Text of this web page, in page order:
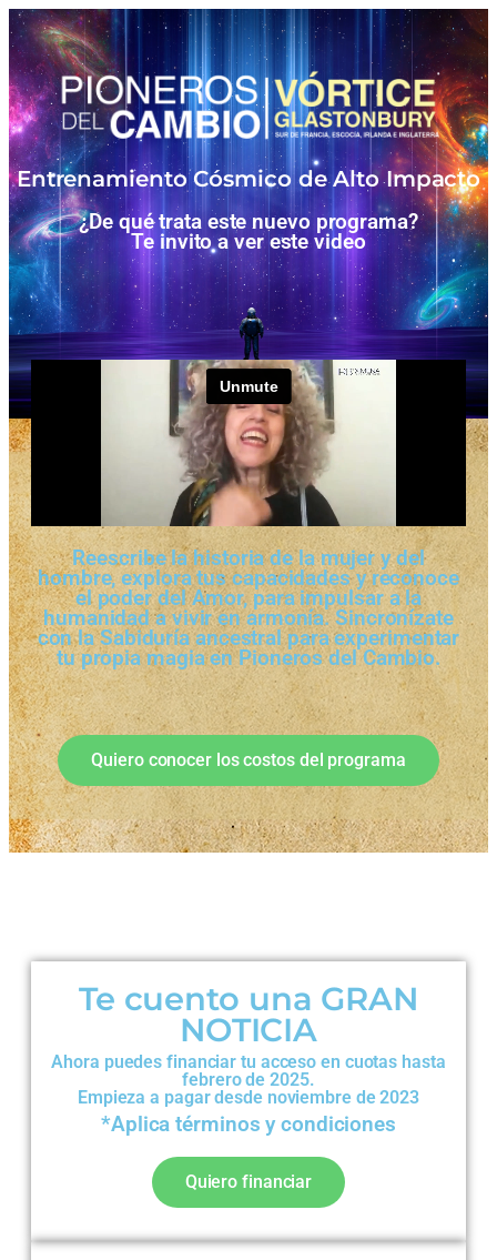
Entrenamiento Cósmico de Alto Impacto
¿De qué trata este nuevo programa?
Te invito a ver este video
Reescribe la historia de la mujer y del
hombre, explora tus capacidades y reconoce
el poder del Amor, para impulsar a la
humanidad a vivir en armonía. Sincronízate
con la Sabiduría ancestral para experimentar
tu propia magia en Pioneros del Cambio.
Quiero conocer los costos del programa
Te cuento una GRAN
NOTICIA
Ahora puedes financiar tu acceso en cuotas hasta
febrero de 2025.
Empieza a pagar desde noviembre de 2023
*Aplica términos y condiciones
Quiero financiar